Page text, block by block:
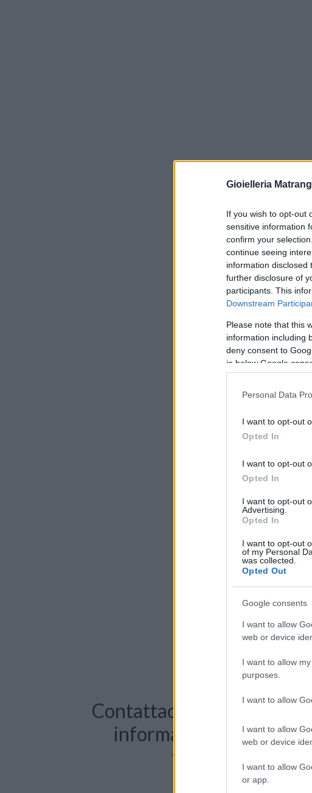
Gioielleria
If you wish to opt-out
sensitive information
confirm your
continue seeing
information disclosed
further disclosure of
participants. This
Downstream
Please note that this
information including
deny consent to
in below Google
Personal Data
I want to opt-out
Opted In
I want to opt-out
Opted In
I want to opt-out
Advertising.
Opted In
I want to opt-out
of my Personal
was collected.
Opted Out
Google consents
I want to allow
web or device
I want to allow
purposes.
I want to allow
I want to allow
web or device
I want to allow
or app.
Contattaci per richiedere
informazioni o
videochiamata: